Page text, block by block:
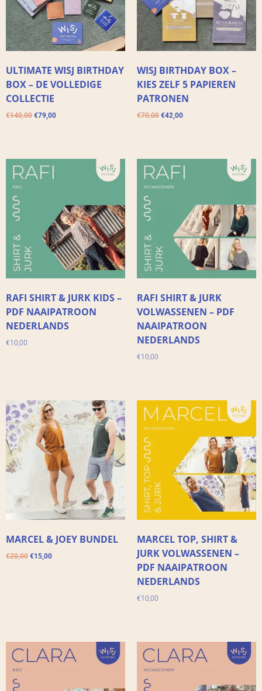
ULTIMATE WISJ BIRTHDAY
BOX – DE VOLLEDIGE
COLLECTIE
€140,00 €79,00
WISJ BIRTHDAY BOX –
KIES ZELF 5 PAPIEREN
PATRONEN
€70,00 €42,00
RAFI SHIRT & JURK KIDS –
PDF NAAIPATROON
NEDERLANDS
€10,00
RAFI SHIRT & JURK
VOLWASSENEN – PDF
NAAIPATROON
NEDERLANDS
€10,00
MARCEL & JOEY BUNDEL
€20,00 €15,00
MARCEL TOP, SHIRT &
JURK VOLWASSENEN –
PDF NAAIPATROON
NEDERLANDS
€10,00